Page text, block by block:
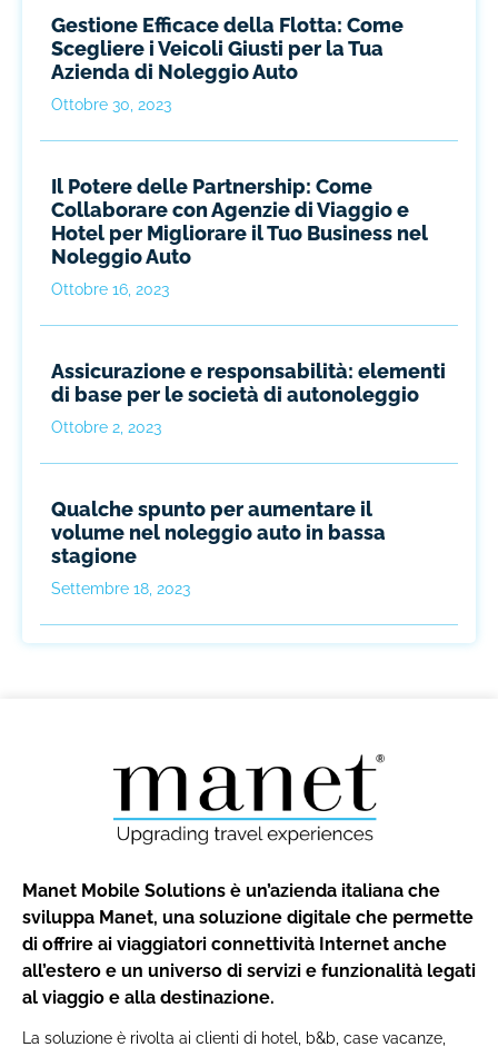
Gestione Efficace della Flotta: Come
Scegliere i Veicoli Giusti per la Tua
Azienda di Noleggio Auto
Ottobre 30, 2023
Il Potere delle Partnership: Come
Collaborare con Agenzie di Viaggio e
Hotel per Migliorare il Tuo Business nel
Noleggio Auto
Ottobre 16, 2023
Assicurazione e responsabilità: elementi
di base per le società di autonoleggio
Ottobre 2, 2023
Qualche spunto per aumentare il
volume nel noleggio auto in bassa
stagione
Settembre 18, 2023
Manet Mobile Solutions è un’azienda italiana che
sviluppa Manet, una soluzione digitale che permette
di offrire ai viaggiatori connettività Internet anche
all’estero e un universo di servizi e funzionalità legati
al viaggio e alla destinazione.
La soluzione è rivolta ai clienti di hotel, b&b, case vacanze,